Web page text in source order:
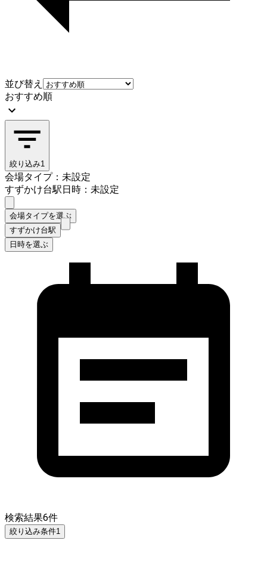
並び替え
おすすめ順
絞り込み1
会場タイプ：未設定
すずかけ台駅日時：未設定
会場タイプを選ぶ
すずかけ台駅
日時を選ぶ
検索結果6件
絞り込み条件1